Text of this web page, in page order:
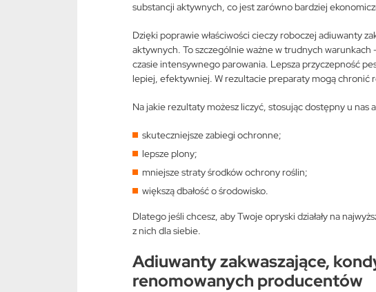
substancji aktywnych, co jest zarówno bardziej
Dzięki poprawie właściwości cieczy roboczej adiuwanty
aktywnych. To szczególnie ważne w trudnych
czasie intensywnego parowania. Lepsza przyczepność
lepiej, efektywniej. W rezultacie preparaty mogą chronić
Na jakie rezultaty możesz liczyć, stosując dostępny u nas
skuteczniejsze zabiegi ochronne;
lepsze plony;
mniejsze straty środków ochrony roślin;
większą dbałość o środowisko.
Dlatego jeśli chcesz, aby Twoje opryski działały na
z nich dla siebie.
Adiuwanty zakwaszające,
renomowanych producentów